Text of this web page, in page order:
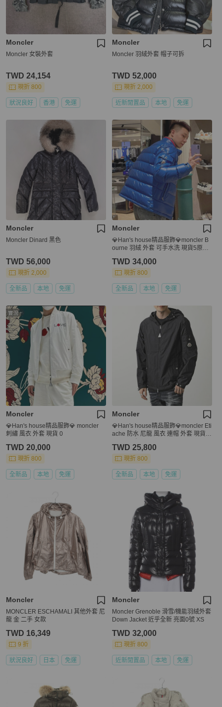
Moncler
Moncler 女裝外套
TWD 24,154
現折 800
狀況良好 香港 免運
Moncler
Moncler 羽絨外套 帽子可拆
TWD 52,000
現折 2,000
近新閒置品 本地 免運
Moncler
Moncler Dinard 黑色
TWD 56,000
現折 2,000
全新品 本地 免運
Moncler
💎Han's house精品服飾💎moncler B
ourne 羽絨 外套 可手水洗 現貨5原價
TWD 34,000
現折 800
全新品 本地 免運
Moncler
💎Han's house精品服飾💎 moncler
刺繡 風衣 外套 現貨 0
TWD 20,000
現折 800
全新品 本地 免運
Moncler
💎Han's house精品服飾💎moncler Eti
ache 防水 尼龍 風衣 連帽 外套 現貨 X
TWD 25,800
現折 800
全新品 本地 免運
Moncler
MONCLER ESCHAMALI 其他外套 尼
龍 金 二手 女款
TWD 16,349
9 折
狀況良好 日本 免運
Moncler
Moncler Grenoble 滑雪/機能羽絨外套
Down Jacket 近乎全新 亮面0號 XS
TWD 32,000
現折 800
近新閒置品 本地 免運